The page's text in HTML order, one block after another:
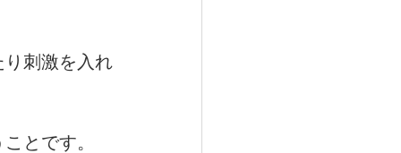
刺激を入れ
とです。